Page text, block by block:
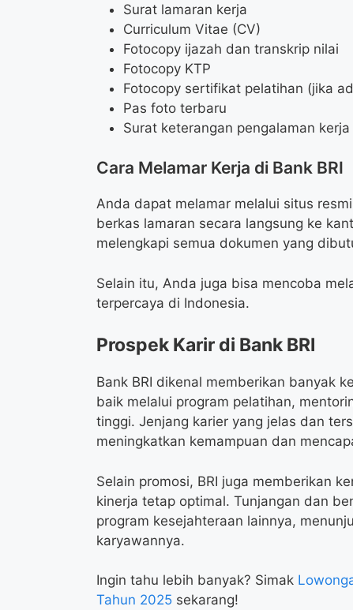
Surat lamaran kerja
Curriculum Vitae (CV)
Fotocopy ijazah dan transkrip nilai
Fotocopy KTP
Fotocopy sertifikat pelatihan (jika
Pas foto terbaru
Surat keterangan pengalaman
Cara Melamar Kerja di Bank BRI
Anda dapat melamar melalui situs
berkas lamaran secara langsung ke
melengkapi semua dokumen yang
Selain itu, Anda juga bisa mencoba
terpercaya di Indonesia.
Prospek Karir di Bank BRI
Bank BRI dikenal memberikan banyak
baik melalui program pelatihan,
tinggi. Jenjang karier yang jelas dan
meningkatkan kemampuan dan
Selain promosi, BRI juga memberikan
kinerja tetap optimal. Tunjangan dan
program kesejahteraan lainnya,
karyawannya.
Ingin tahu lebih banyak? Simak
Tahun 2025 sekarang!